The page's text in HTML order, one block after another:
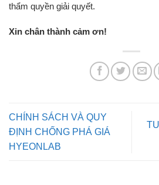
thẩm quyền giải quyết.
Xin chân thành cảm ơn!
CHÍNH SÁCH VÀ QUY
ĐỊNH CHỐNG PHÁ GIÁ
HYEONLAB